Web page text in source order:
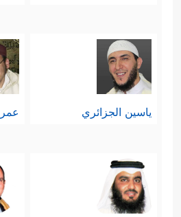
ياسين الجزائري عمر